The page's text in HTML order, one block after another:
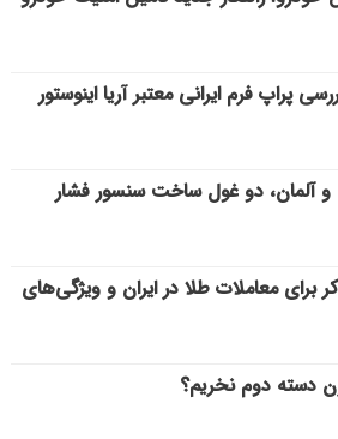
پراپ فرم ایرانی معتبر آریا اینوستور
و آلمان، دو غول ساخت سنسور فشار
برای معاملات طلا در ایران و ویژگی‌های
دسته دوم نخریم؟